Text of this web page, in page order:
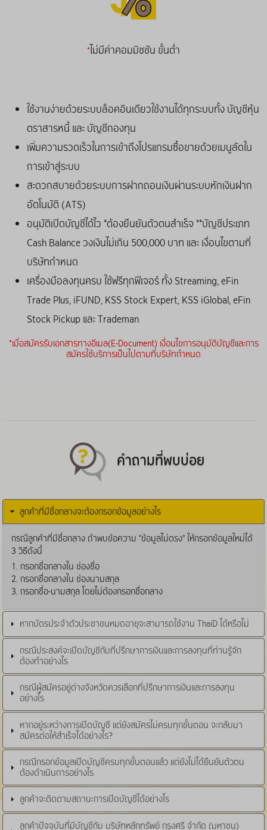
*ไม่มีค่าคอมมิชชัน ขั้นต่ำ
ใช้งานง่ายด้วยระบบล็อคอินเดียวใช้งานได้ทุกระบบทั้ง บัญชีหุ้น
ตราสารหนี้ และ บัญชีกองทุน
เพิ่มความรวดเร็วในการเข้าถึงโปรแกรมซื้อขายด้วยเมนูลัดใน
การเข้าสู่ระบบ
สะดวกสบายด้วยระบบการฝากถอนเงินผ่านระบบหักเงินฝาก
อัตโนมัติ (ATS)
อนุมัติเปิดบัญชีได้ไว *ต้องยืนยันตัวตนสำเร็จ **บัญชีประเภท
Cash Balance วงเงินไม่เกิน 500,000 บาท และ เงื่อนไขตามที่
บริษัทกำหนด
เครื่องมือลงทุนครบ ใช้ฟรีทุกฟีเจอร์ ทั้ง Streaming, eFin
Trade Plus, iFUND, KSS Stock Expert, KSS iGlobal, eFin
Stock Pickup และ Trademan
*เมื่อสมัครรับเอกสารทางอีเมล(E-Document) เงื่อนไขการอนุมัติบัญชีและการ
สมัครใช้บริการเป็นไปตามที่บริษัทกำหนด
คำถามที่พบบ่อย
ลูกค้าที่มีชื่อกลางจะต้องกรอกข้อมูลอย่างไร
กรณีลูกค้าที่มีชื่อกลาง ถ้าพบข้อความ "ข้อมูลไม่ตรง" ให้กรอกข้อมูลใหม่ได้
3 วิธีดังนี้
1. กรอกชื่อกลางใน ช่องชื่อ
2. กรอกชื่อกลางใน ช่องนามสกุล
3. กรอกชื่อ-นามสกุล โดยไม่ต้องกรอกชื่อกลาง
หากบัตรประจำตัวประชาชนหมดอายุจะสามารถใช้งาน ThaiD ได้หรือไม่
กรณีประสงค์จะเปิดบัญชีกับที่ปรึกษาการเงินและการลงทุนที่ท่านรู้จัก
ต้องทำอย่างไร
กรณีผู้สมัครอยู่ต่างจังหวัดควรเลือกที่ปรึกษาการเงินและการลงทุน
อย่างไร
หากอยู่ระหว่างการเปิดบัญชี แต่ยังสมัครไม่ครบทุกขั้นตอน จะกลับมา
สมัครต่อให้สำเร็จได้อย่างไร?
กรณีกรอกข้อมูลเปิดบัญชีครบทุกขั้นตอนแล้ว แต่ยังไม่ได้ยืนยันตัวตน
ต้องดำเนินการอย่างไร
ลูกค้าจะติดตามสถานะการเปิดบัญชีได้อย่างไร
ลูกค้าปัจจุบันที่มีบัญชีกับ บริษัทหลักทรัพย์ กรุงศรี จำกัด (มหาชน)